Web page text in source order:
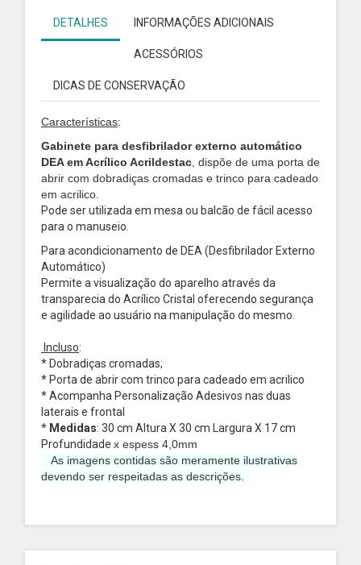
DETALHES INFORMAÇÕES ADICIONAIS
ACESSÓRIOS
DICAS DE CONSERVAÇÃO
Características:
Gabinete para desfibrilador externo automático
DEA em Acrílico Acrildestac , dispõe de uma porta de
abrir com dobradiças cromadas e trinco para cadeado
em acrilico.
Pode ser utilizada em mesa ou balcão de fácil acesso
para o manuseio.
Para acondicionamento de DEA (Desfibrilador Externo
Automático)
Permite a visualização do aparelho através da
transparecia do Acrílico Cristal oferecendo segurança
e agilidade ao usuário na manipulação do mesmo.
Incluso:
* Dobradiças cromadas;
* Porta de abrir com trinco para cadeado em acrilico
* Acompanha Personalização Adesivos nas duas
laterais e frontal
* Medidas: 30 cm Altura X 30 cm Largura X 17 cm
Profundidade x espess 4,0mm
As imagens contidas são meramente ilustrativas
devendo ser respeitadas as descrições.